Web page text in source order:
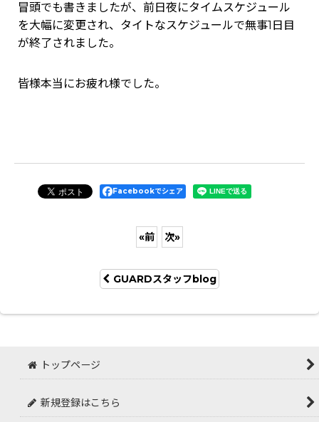
冒頭でも書きましたが、前日夜にタイムスケジュール
を大幅に変更され、タイトなスケジュールで無事1日目
が終了されました。
皆様本当にお疲れ様でした。
Facebookでシェア
«前 次»
GUARDスタッフblog
トップページ
新規登録はこちら